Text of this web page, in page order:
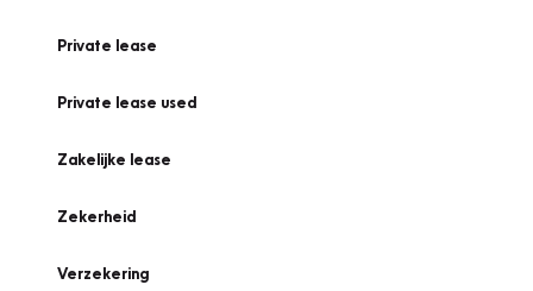
Private lease
Private lease used
Zakelijke lease
Zekerheid
Verzekering